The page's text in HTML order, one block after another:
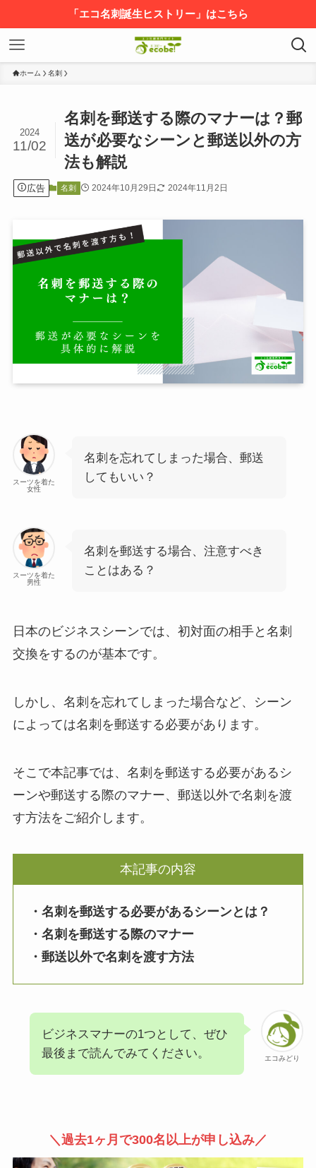
「エコ名刺誕生ヒストリー」はこちら
ホーム 名刺
名刺を郵送する際のマナーは？郵
送が必要なシーンと郵送以外の方
法も解説
2024
11/02
広告 名刺 2024年10月29日 2024年11月2日
スーツを着た
女性
名刺を忘れてしまった場合、郵送
してもいい？
スーツを着た
男性
名刺を郵送する場合、注意すべき
ことはある？
日本のビジネスシーンでは、初対面の相手と名刺
交換をするのが基本です。
しかし、名刺を忘れてしまった場合など、シーン
によっては名刺を郵送する必要があります。
そこで本記事では、名刺を郵送する必要があるシ
ーンや郵送する際のマナー、郵送以外で名刺を渡
す方法をご紹介します。
本記事の内容
・名刺を郵送する必要があるシーンとは？
・名刺を郵送する際のマナー
・郵送以外で名刺を渡す方法
エコみどり
ビジネスマナーの1つとして、ぜひ
最後まで読んでみてください。
＼過去1ヶ月で300名以上が申し込み／